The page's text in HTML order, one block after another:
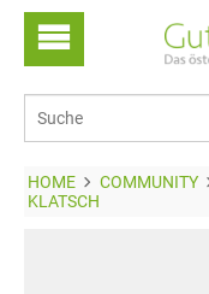
HOME COMMUNITY
KLATSCH